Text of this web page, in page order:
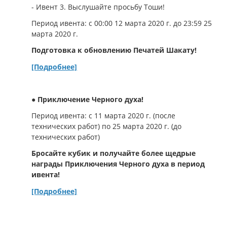
- Ивент 3. Выслушайте просьбу Тоши!
Период ивента: с 00:00 12 марта 2020 г. до 23:59 25
марта 2020 г.
Подготовка к обновлению Печатей Шакату!
[Подробнее]
● Приключение Черного духа!
Период ивента: с 11 марта 2020 г. (после
технических работ) по 25 марта 2020 г. (до
технических работ)
Бросайте кубик и получайте более щедрые
награды Приключения Черного духа в период
ивента!
[Подробнее]